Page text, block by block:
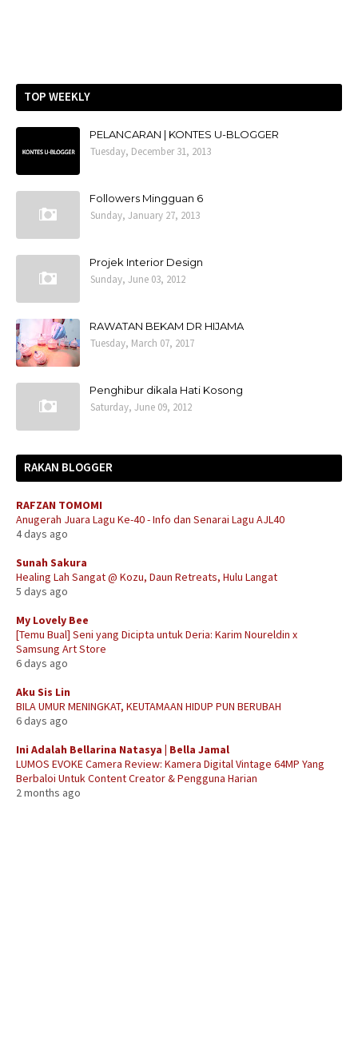
TOP WEEKLY
PELANCARAN | KONTES U-BLOGGER
Tuesday, December 31, 2013
Followers Mingguan 6
Sunday, January 27, 2013
Projek Interior Design
Sunday, June 03, 2012
RAWATAN BEKAM DR HIJAMA
Tuesday, March 07, 2017
Penghibur dikala Hati Kosong
Saturday, June 09, 2012
RAKAN BLOGGER
RAFZAN TOMOMI
Anugerah Juara Lagu Ke-40 - Info dan Senarai Lagu AJL40
4 days ago
Sunah Sakura
Healing Lah Sangat @ Kozu, Daun Retreats, Hulu Langat
5 days ago
My Lovely Bee
[Temu Bual] Seni yang Dicipta untuk Deria: Karim Noureldin x
Samsung Art Store
6 days ago
Aku Sis Lin
BILA UMUR MENINGKAT, KEUTAMAAN HIDUP PUN BERUBAH
6 days ago
Ini Adalah Bellarina Natasya | Bella Jamal
LUMOS EVOKE Camera Review: Kamera Digital Vintage 64MP Yang
Berbaloi Untuk Content Creator & Pengguna Harian
2 months ago